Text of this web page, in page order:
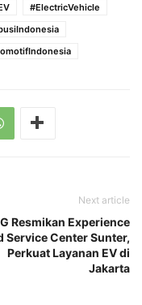
#ElectricVehicle
Next article
Resmikan Experience
Service Center Sunter,
Perkuat Layanan EV di
Jakarta